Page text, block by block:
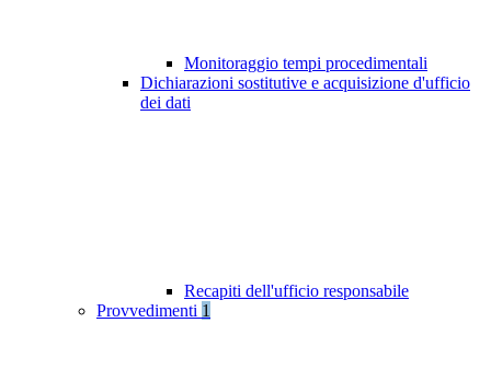
Monitoraggio tempi procedimentali
Dichiarazioni sostitutive e acquisizione d'ufficio
dei dati
Recapiti dell'ufficio responsabile
Provvedimenti 1